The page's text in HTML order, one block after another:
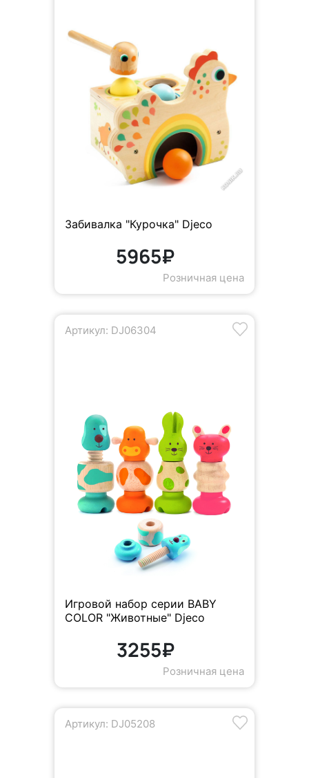
Забивалка "Курочка" Djeco
5965₽
Розничная цена
Артикул: DJ06304
Игровой набор серии BABY
COLOR "Животные" Djeco
3255₽
Розничная цена
Артикул: DJ05208